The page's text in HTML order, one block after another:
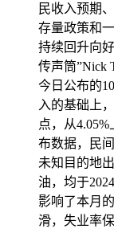
民收入预期
存量政策和
持续回升向
传声筒”Nick
今日公布的
入的基础上
点，从
布数据，民
未知目的地
油，均于
影响了本月
滑，失业率